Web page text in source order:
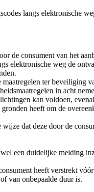
langs elektronische
de consument van het
elektronische weg de
ter beveiliging
in acht
kan voldoen,
heeft om de
dat deze door de
een duidelijke melding
heeft verstrekt
van onbepaalde duur is.